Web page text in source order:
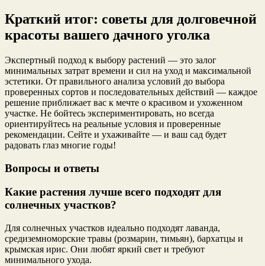
Краткий итог: советы для долговечной
красоты вашего дачного уголка
Экспертный подход к выбору растений — это залог
минимальных затрат времени и сил на уход и максимальной
эстетики. От правильного анализа условий до выбора
проверенных сортов и последовательных действий — каждое
решение приближает вас к мечте о красивом и ухоженном
участке. Не бойтесь экспериментировать, но всегда
ориентируйтесь на реальные условия и проверенные
рекомендации. Сейте и ухаживайте — и ваш сад будет
радовать глаз многие годы!
Вопросы и ответы
Какие растения лучше всего подходят для
солнечных участков?
Для солнечных участков идеально подходят лаванда,
средиземноморские травы (розмарин, тимьян), бархатцы и
крымская ирис. Они любят яркий свет и требуют
минимального ухода.